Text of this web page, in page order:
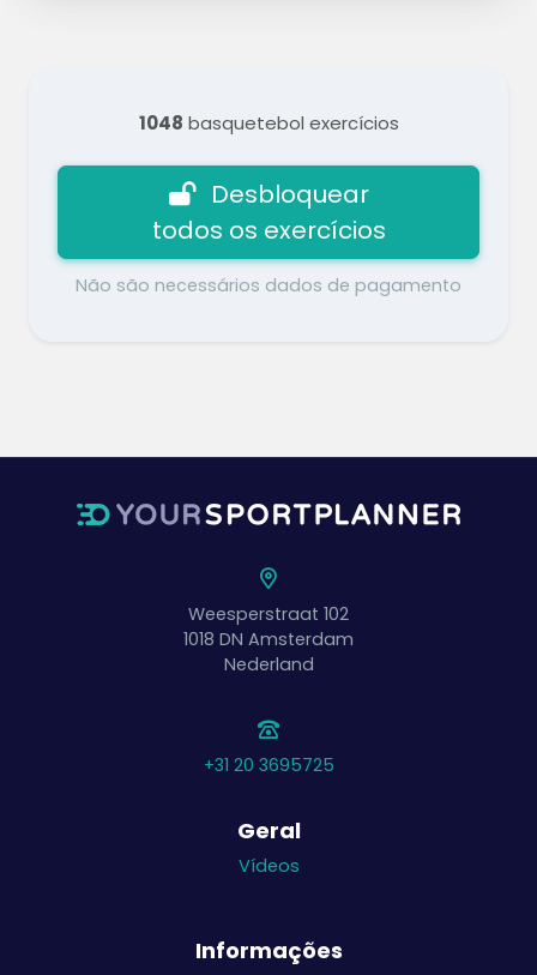
1048 basquetebol exercícios
Desbloquear
todos os exercícios
Não são necessários dados de pagamento
Weesperstraat 102
1018 DN Amsterdam
Nederland
+31 20 3695725
Geral
Vídeos
Informações